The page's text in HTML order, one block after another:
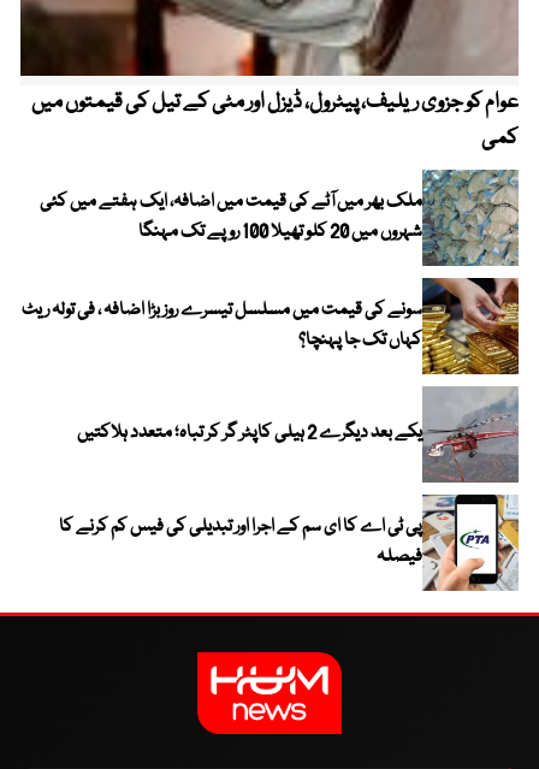
عوام کو جزوی ریلیف، پیٹرول، ڈیزل اور مٹی کے تیل کی قیمتوں میں
کمی
ملک بھر میں آٹے کی قیمت میں اضافہ، ایک ہفتے میں کئی
شہروں میں 20 کلو تھیلا 100 روپے تک مہنگا
سونے کی قیمت میں مسلسل تیسرے روز بڑا اضافہ ، فی تولہ ریٹ
کہاں تک جا پہنچا؟
یکے بعد دیگرے 2 ہیلی کاپٹر گر کر تباہ؛ متعدد ہلاکتیں
پی ٹی اے کا ای سم کے اجرا اور تبدیلی کی فیس کم کرنے کا
فیصلہ